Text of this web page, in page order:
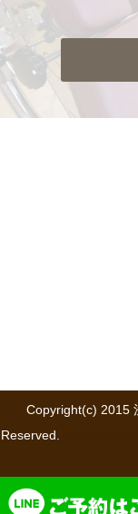
Copyright(c) 2015
Reserved.